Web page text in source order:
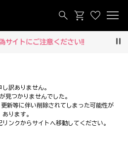
サイトにご注意ください‼
し訳ありません。
見つかりませんでした。
新等に伴い削除されてしまった可能性が
あります。
ンクからサイトへ移動してください。